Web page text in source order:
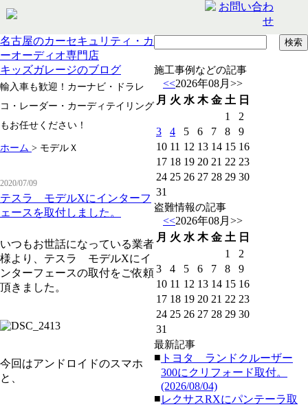
名古屋のカーセキュリティ・カ
ーオーディオ専門店
キッズガレージのブログ
輸入車も歓迎！カーナビ・ドラレ
コ・レーダー・カーディテイリング
もお任せください！
ホーム > モデルＸ
2020/07/09
テスラ モデルXにインターフ
ェースを取付しました。
いつもお世話になっている業者
様より、テスラ モデルXにイ
ンターフェースの取付をご依頼
頂きました。
今回はアンドロイドのスマホ
と、
施工事例などの記事
<<2026年08月 >>
月 火 水 木 金 土 日
1
2
3
4 5 6 7 8
9
10 11 12 13 14 15 16
17 18 19 20 21 22 23
24 25 26 27 28 29 30
31
盗難情報の記事
<<2026年08月 >>
月 火 水 木 金 土 日
1
2
3
4 5 6 7 8
9
10 11 12 13 14 15 16
17 18 19 20 21 22 23
24 25 26 27 28 29 30
31
最新記事
■ トヨタ ランドクルーザー
300にクリフォード取付。
(2026/08/04)
■レクサスRXにパンテーラ取